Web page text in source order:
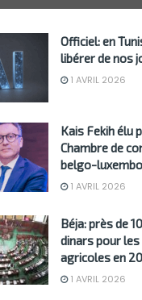
Officiel: en
libérer de nos
1 AVRIL 2026
Kais Fekih élu
Chambre de
belgo-
1 AVRIL 2026
Béja: près de
dinars pour
agricoles en
1 AVRIL 2026